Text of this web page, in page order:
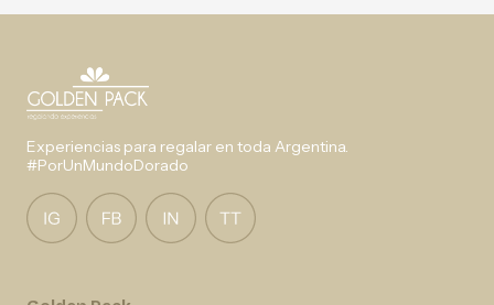
Experiencias para regalar en toda Argentina.
#PorUnMundoDorado